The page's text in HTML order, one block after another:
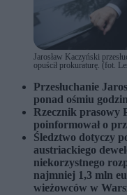
Jarosław Kaczyński
opuścił prokuraturę. (fot.
Przesłuchanie
ponad ośmiu
Rzecznik prasowy
poinformował o
Śledztwo dotyczy
austriackiego
niekorzystnego
najmniej 1,3 mln
wieżowców w